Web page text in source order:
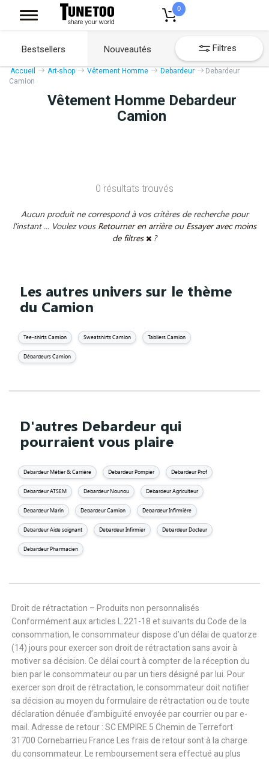
0
Bestsellers Nouveautés Filtres
Accueil Art-shop Vêtement Homme Debardeur
Debardeur
Camion
Vêtement Homme Debardeur
Camion
0 résultats trouvés
Aucun produit ne correspond à vos critères de recherche pour
l'instant ... Voulez vous Retourner en arrière ou Essayer avec moins
de filtres
?
Les autres univers sur le thème
du Camion
Tee-shirts Camion Sweatshirts Camion Tabliers Camion
Débardeurs Camion
D'autres Debardeur qui
pourraient vous plaire
Debardeur Métier & Carrière Debardeur Pompier Debardeur Prof
Debardeur ATSEM Debardeur Nounou Debardeur Agriculteur
Debardeur Marin Debardeur Camion Debardeur Infirmière
Debardeur Aide soignant Debardeur Infirmier Debardeur Docteur
Debardeur Pharmacien
Droit de rétractation – Produits non personnalisés
Conformément aux articles L.221-18 et suivants du Code de la
consommation, le consommateur dispose d’un délai de quatorze
(14) jours pour exercer son droit de rétractation sans avoir à
motiver sa décision. Ce délai court à compter de la réception du
bien par le consommateur ou par un tiers désigné par lui. Pour
exercer son droit de rétractation, le consommateur doit notifier
sa décision au moyen du formulaire de rétractation ou de toute
déclaration dénuée d’ambiguïté envoyée par courrier ou par e-
mail. Adresse de retour : SC EMPIRE 5 Chemin de Terrefort
31700 Cornebarrieu France Les frais de retour sont à la charge
du consommateur. Le remboursement sera effectué au plus